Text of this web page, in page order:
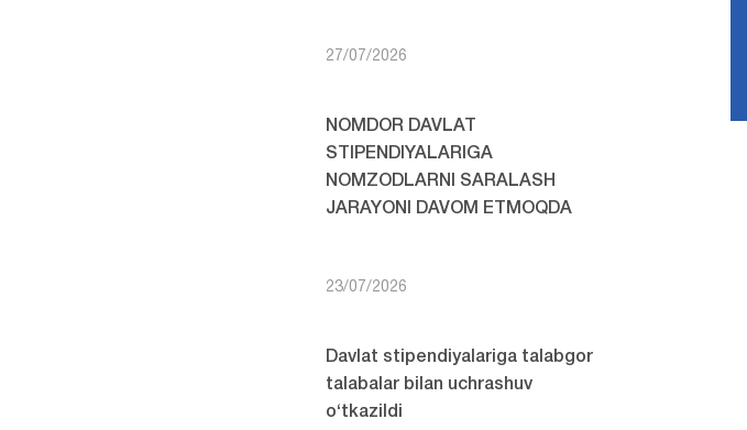
27/07/2026
NOMDOR DAVLAT
STIPENDIYALARIGA
NOMZODLARNI SARALASH
JARAYONI DAVOM ETMOQDA
23/07/2026
Davlat stipendiyalariga talabgor
talabalar bilan uchrashuv
o‘tkazildi